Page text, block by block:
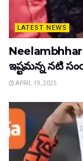
LATEST NEWS
ఇష్టమన్న నటి
APRIL 19, 2025